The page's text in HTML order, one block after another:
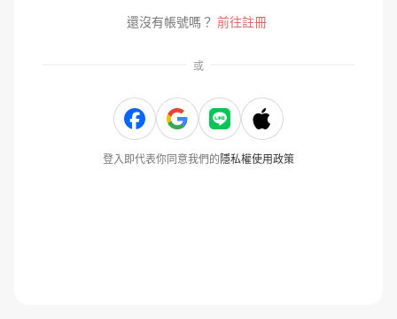
還沒有帳號嗎？ 前往註冊
或
登入即代表你同意我們的隱私權使用政策